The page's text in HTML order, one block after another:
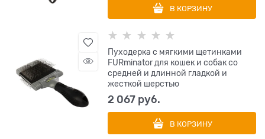
В КОРЗИНУ
Пуходерка с мягкими щетинками
FURminator для кошек и собак со
средней и длинной гладкой и
жесткой шерстью
2 067 руб.
В КОРЗИНУ